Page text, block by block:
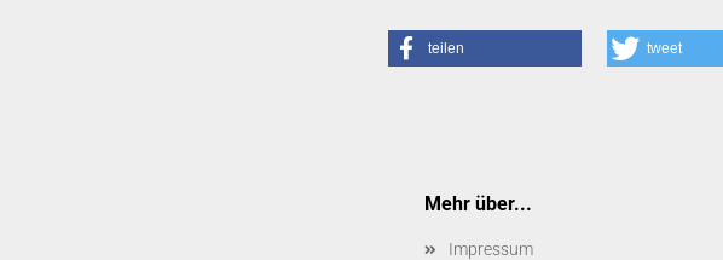
teilen tweet
Mehr über...
Impressum